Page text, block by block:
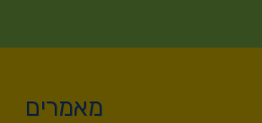
מאמרים